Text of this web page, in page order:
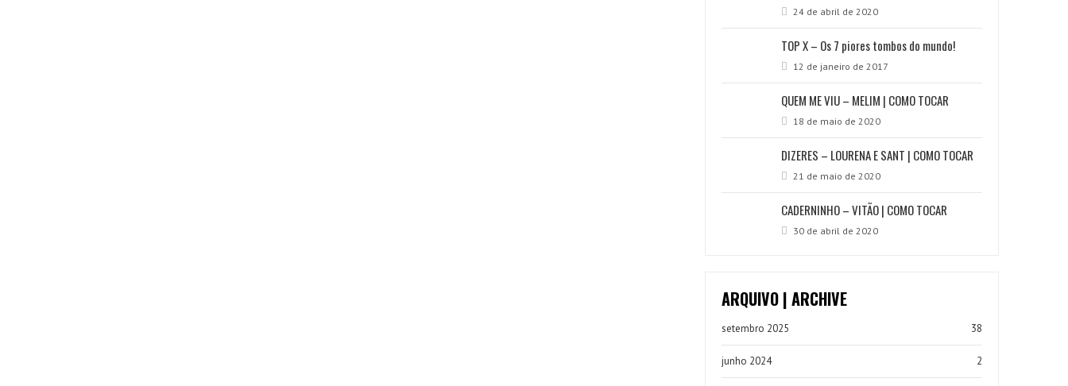
24 de abril de 2020
TOP X – Os 7 piores tombos do mundo!
12 de janeiro de 2017
QUEM ME VIU – MELIM | COMO TOCAR
18 de maio de 2020
DIZERES – LOURENA E SANT | COMO TOCAR
21 de maio de 2020
CADERNINHO – VITÃO | COMO TOCAR
30 de abril de 2020
ARQUIVO | ARCHIVE
setembro 2025 38
junho 2024 2